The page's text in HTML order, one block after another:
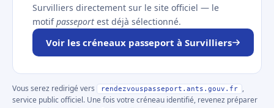
Survilliers directement sur le site officiel — le
motifpasseport est déjà sélectionné.
Voir les créneaux passeport à Survilliers
Vous serez redirigé vers rendezvouspasseport.ants.gouv.fr
,
service public officiel. Une fois votre créneau identifié, revenez préparer